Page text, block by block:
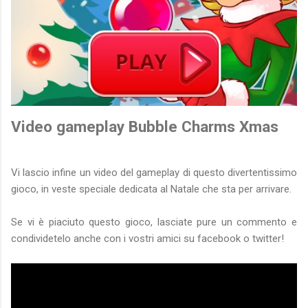
Video gameplay Bubble Charms Xmas
Vi lascio infine un video del gameplay di questo divertentissimo
gioco, in veste speciale dedicata al Natale che sta per arrivare.
Se vi è piaciuto questo gioco, lasciate pure un commento e
condividetelo anche con i vostri amici su facebook o twitter!